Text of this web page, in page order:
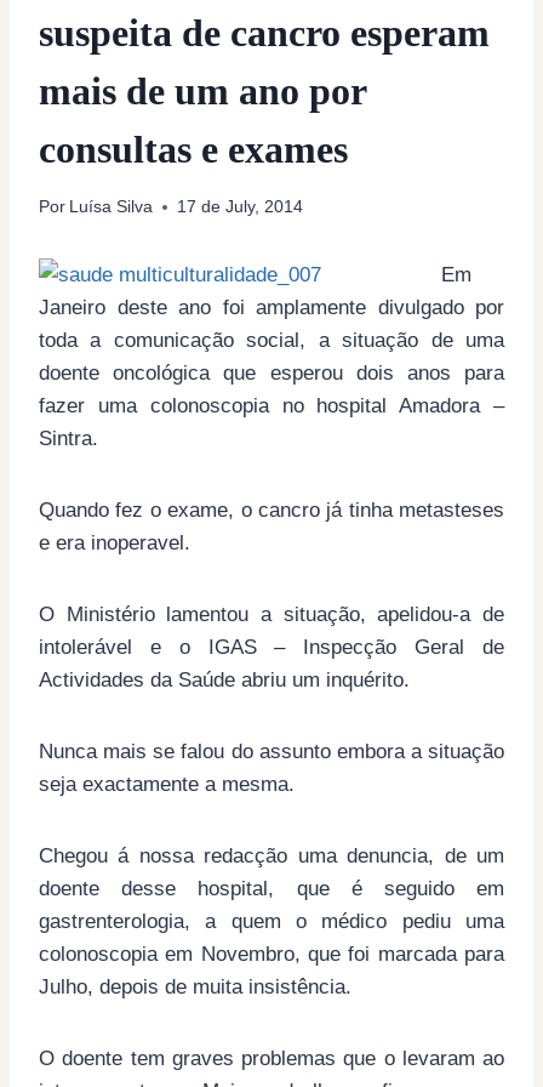
suspeita de cancro esperam
mais de um ano por
consultas e exames
Por Luísa Silva 17 de July, 2014
Em
Janeiro deste ano foi amplamente divulgado por
toda a comunicação social, a situação de uma
doente oncológica que esperou dois anos para
fazer uma colonoscopia no hospital Amadora –
Sintra.
Quando fez o exame, o cancro já tinha metasteses
e era inoperavel.
O Ministério lamentou a situação, apelidou-a de
intolerável e o IGAS – Inspecção Geral de
Actividades da Saúde abriu um inquérito.
Nunca mais se falou do assunto embora a situação
seja exactamente a mesma.
Chegou á nossa redacção uma denuncia, de um
doente desse hospital, que é seguido em
gastrenterologia, a quem o médico pediu uma
colonoscopia em Novembro, que foi marcada para
Julho, depois de muita insistência.
O doente tem graves problemas que o levaram ao